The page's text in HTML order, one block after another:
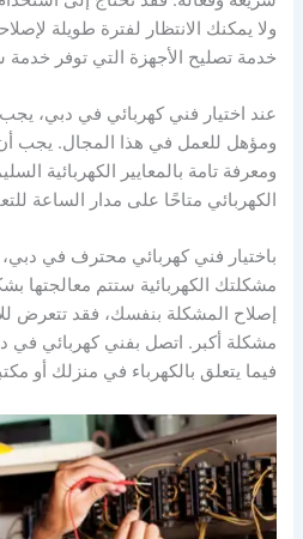
ولا يمكنك الانتظار لفترة طويلة
خدمة تصليح الأجهزة التي توفر
عند اختيار فني كهربائي في دبي،
ومؤهل للعمل في هذا المجال. يجب أن
ومعرفة تامة بالمعايير الكهربائية
الكهربائي متاحًا على مدار الساعة
باختيار فني كهربائي محترف في
مشكلتك الكهربائية ستتم معالجتها
إصلاح المشكلة بنفسك، فقد تتعرض
مشكلة أكبر. اتصل بفني كهربائي في
فيما يتعلق بالكهرباء في منزلك أو